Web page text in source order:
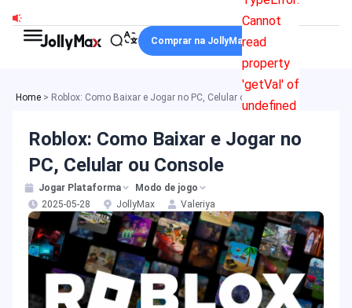
para
Cannot
read
property
'getVal' of
undefined
Comprar na JollyMax
Home > Roblox: Como Baixar e Jogar no PC, Celular ou Console
Roblox: Como Baixar e Jogar no
PC, Celular ou Console
Jogar Plataforma
Modo de jogo
2025-05-28
JollyMax Valeriya